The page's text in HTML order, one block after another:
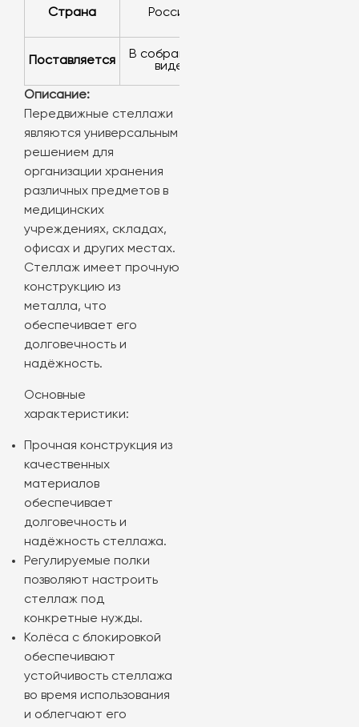
Страна Россия
Поставляется
в cобранном
виде
Описание:
Передвижные стеллажи
являются универсальным
решением для
организации хранения
различных предметов в
медицинских
учреждениях, складах,
офисах и других местах.
Стеллаж имеет прочную
конструкцию из
металла, что
обеспечивает его
долговечность и
надёжность.
Основные
характеристики:
Прочная конструкция из
качественных
материалов
обеспечивает
долговечность и
надёжность стеллажа.
Регулируемые полки
позволяют настроить
стеллаж под
конкретные нужды.
Колёса с блокировкой
обеспечивают
устойчивость стеллажа
во время использования
и облегчают его